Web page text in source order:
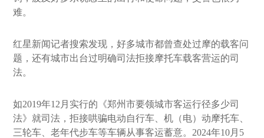
难。
红星新闻记者搜索发现，好多城市都曾查处过摩的载客问
题，还有城市出台过明确司法拒接摩托车载客营运的司
法。
如2019年12月实行的《郑州市要领城市客运行径多少司
法》就司法，拒接哄骗电动自行车、机（电）动摩托车、
三轮车、老年代步车等车辆从事客运蓄意。2024年10月5